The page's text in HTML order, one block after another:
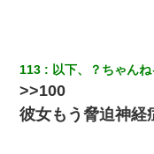
113 以下、？ちゃん
>>100
彼女もう脅迫神経